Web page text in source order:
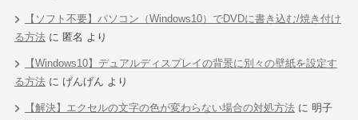
【ソフト不要】パソコン（Windows10）でDVDに書き込む/焼き付け
る方法に 匿名 より
【Windows10】デュアルディスプレイの背景に別々の壁紙を設定す
る方法に げんげん より
【解決】エクセルの文字の色が変わらない場合の対処方法に 明子